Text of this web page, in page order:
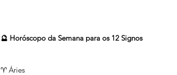
🔮 Horóscopo da Semana para os 12 Signos
♈ Áries